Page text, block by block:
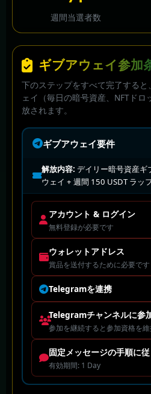
週間当選者数
ギブアウェイ参加
下のステップをすべて完了する
ェイ（毎日の暗号資産、NFTド
放されます。
ギブアウェイ要件
解放内容: デイリー暗号資産ギ
ウェイ + 週間 150 USDT ラッ
アカウント & ログイン
無料登録が必要です
ウォレットアドレス
賞品を送付するために必要です
Telegramを連携
Telegramチャンネルに参
参加を継続すると参加資格を
固定メッセージの手順に従
有効期間: 1 Day